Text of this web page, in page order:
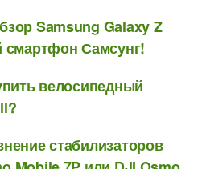
Samsung Galaxy Z
смартфон Самсунг!
велосипедный
стабилизаторов